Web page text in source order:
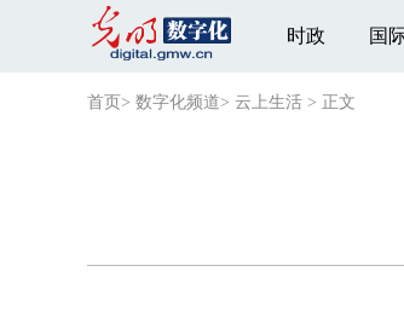
时政 国
首页 > 数字化频道> 云上生活 > 正文